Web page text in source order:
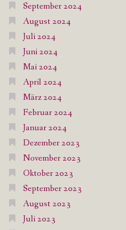
September 2024
August 2024
Juli 2024
Juni 2024
Mai 2024
April 2024
März 2024
Februar 2024
Januar 2024
Dezember 2023
November 2023
Oktober 2023
September 2023
August 2023
Juli 2023